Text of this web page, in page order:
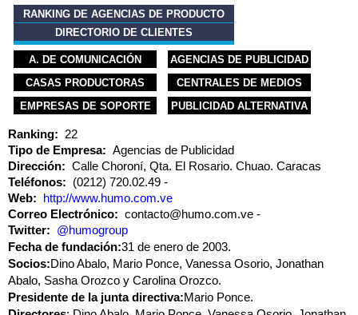
RANKING DE AGENCIAS DE PRODUCTO
DIRECTORIO DE CLIENTES
A. DE COMUNICACIÓN
AGENCIAS DE PUBLICIDAD
CASAS PRODUCTORAS
CENTRALES DE MEDIOS
EMPRESAS DE SOPORTE
PUBLICIDAD ALTERNATIVA
Ranking: 22
Tipo de Empresa: Agencias de Publicidad
Dirección: Calle Choroní, Qta. El Rosario. Chuao. Caracas
Teléfonos: (0212) 720.02.49
Web: http://www.humo.com.ve
Correo Electrónico: contacto@humo.com.ve
Twitter: @humogroup
Fecha de fundación:31 de enero de 2003.
Socios:Dino Abalo, Mario Ponce, Vanessa Osorio, Jonathan
Abalo, Sasha Orozco y Carolina Orozco.
Presidente de la junta directiva:Mario Ponce.